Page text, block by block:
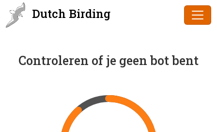
Dutch Birding
Controleren of je geen bot bent